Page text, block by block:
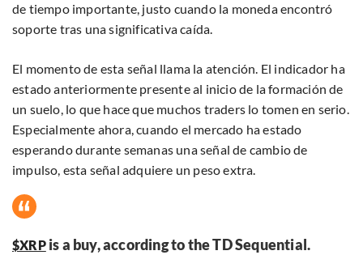
de tiempo importante, justo cuando la moneda encontró
soporte tras una significativa caída.
El momento de esta señal llama la atención. El indicador ha
estado anteriormente presente al inicio de la formación de
un suelo, lo que hace que muchos traders lo tomen en serio.
Especialmente ahora, cuando el mercado ha estado
esperando durante semanas una señal de cambio de
impulso, esta señal adquiere un peso extra.
$XRPis a buy, according to the TD Sequential.